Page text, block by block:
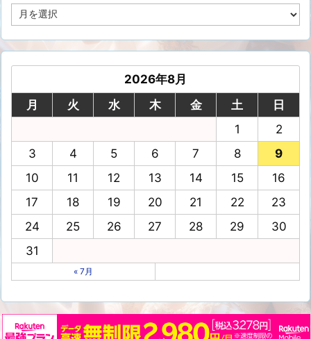
ー
イ
2026年8月
月
火 水 木 金 土
日
1
2
3
4 5 6 7 8
9
10
11 12 13 14 15
16
17
18 19 20 21 22
23
24
25 26 27 28 29
30
31
« 7月